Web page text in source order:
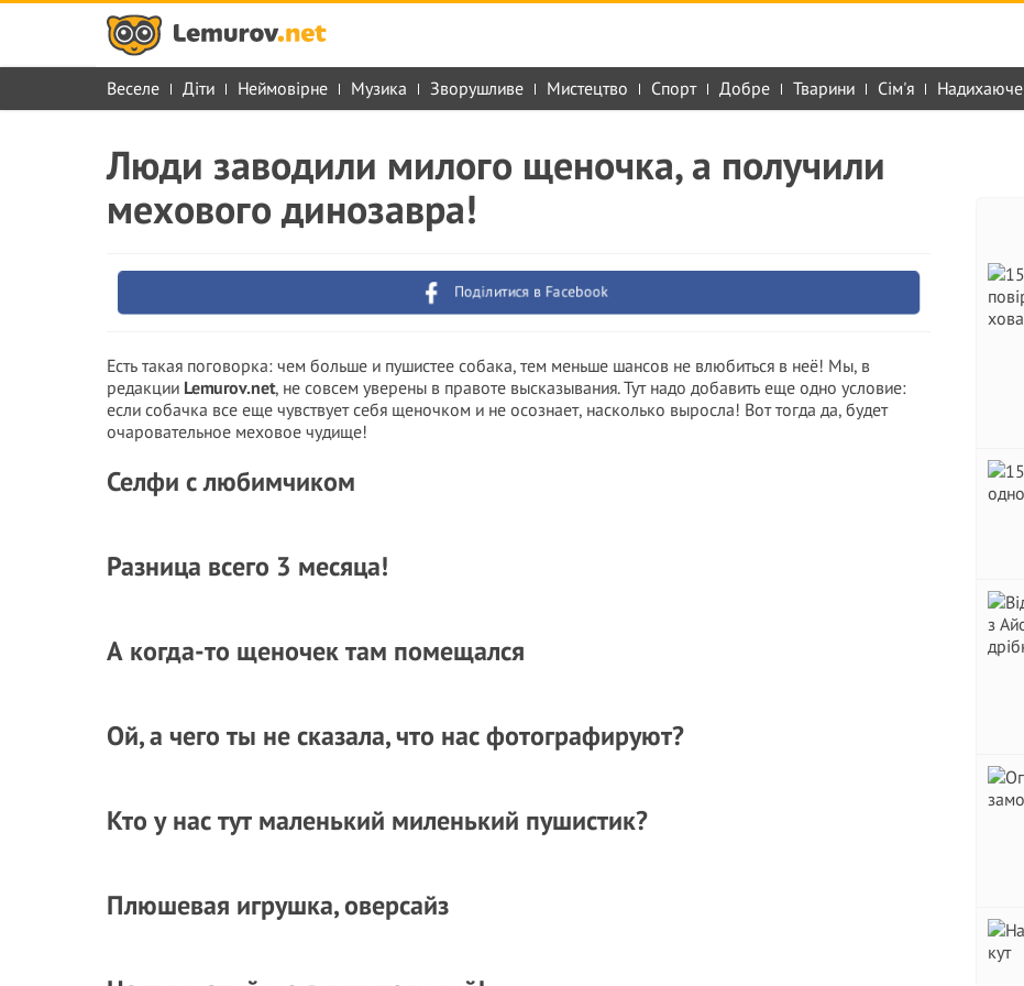
Веселе Діти Неймовірне Музика Зворушливе Мистецтво Спорт Добре Тварини Сім'я Надихаюче
Люди заводили милого щеночка, а получили
мехового динозавра!
Поділитися в Facebook
Есть такая поговорка: чем больше и пушистее собака, тем меньше шансов не влюбиться в неё! Мы, в
редакции Lemurov.net, не совсем уверены в правоте высказывания. Тут надо добавить еще одно условие:
если собачка все еще чувствует себя щеночком и не осознает, насколько выросла! Вот тогда да, будет
очаровательное меховое чудище!
Селфи с любимчиком
Разница всего 3 месяца!
А когда-то щеночек там помещался
Ой, а чего ты не сказала, что нас фотографируют?
Кто у нас тут маленький миленький пушистик?
Плюшевая игрушка, оверсайз